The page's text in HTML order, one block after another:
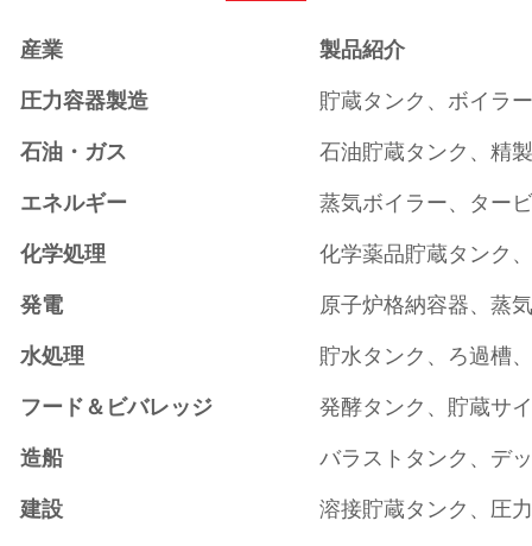
産業
製品紹介
圧力容器製造
貯蔵タンク、ボイラ
石油・ガス
石油貯蔵タンク、精
エネルギー
蒸気ボイラー、ター
化学処理
化学薬品貯蔵タンク
発電
原子炉格納容器、蒸
水処理
貯水タンク、ろ過槽
フード＆ビバレッジ
発酵タンク、貯蔵サ
造船
バラストタンク、デ
建設
溶接貯蔵タンク、圧